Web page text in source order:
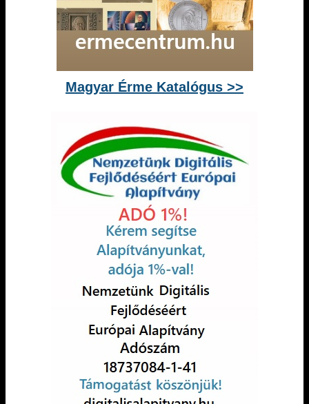
Magyar Érme Katalógus >>